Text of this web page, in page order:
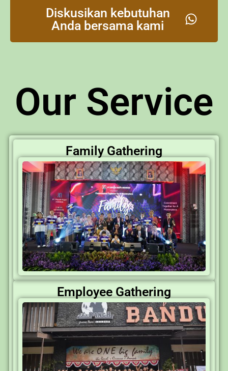
Diskusikan kebutuhan
Anda bersama kami
Our Service
Family Gathering
Employee Gathering